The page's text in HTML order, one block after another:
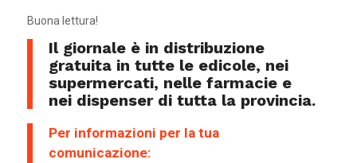
Buona lettura!
Il giornale è in distribuzione
gratuita in tutte le edicole, nei
supermercati, nelle farmacie e
nei dispenser di tutta la provincia.
Per informazioni per la tua
comunicazione: